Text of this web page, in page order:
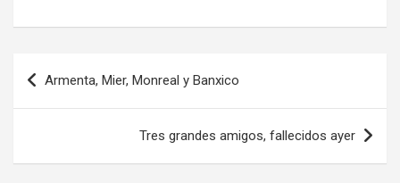
Navegación
de
Armenta, Mier, Monreal y Banxico
Tres grandes amigos, fallecidos ayer